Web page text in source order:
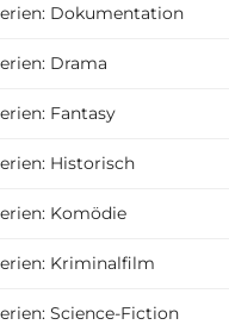
Dokumentation
Drama
Fantasy
Historisch
Komödie
Kriminalfilm
Science-Fiction